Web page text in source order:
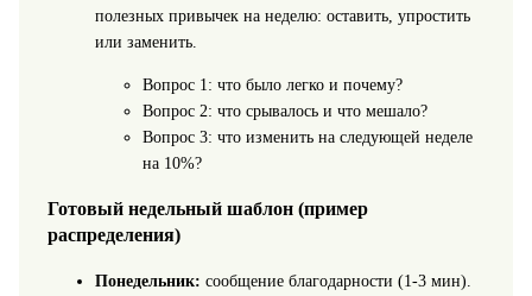
полезных привычек на неделю: оставить, упростить
или заменить.
Вопрос 1: что было легко и почему?
Вопрос 2: что срывалось и что мешало?
Вопрос 3: что изменить на следующей неделе
на 10%?
Готовый недельный шаблон (пример
распределения)
Понедельник: сообщение благодарности (1-3 мин).